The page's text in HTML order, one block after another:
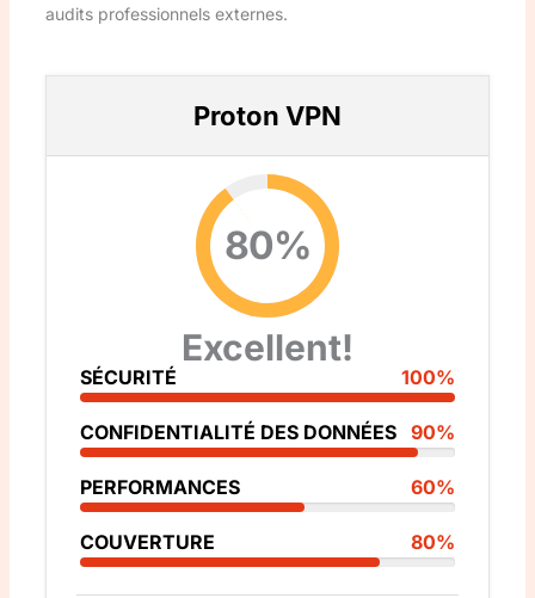
audits professionnels externes.
Proton VPN
80%
Excellent!
SÉCURITÉ 100%
CONFIDENTIALITÉ DES DONNÉES 90%
PERFORMANCES 60%
COUVERTURE 80%